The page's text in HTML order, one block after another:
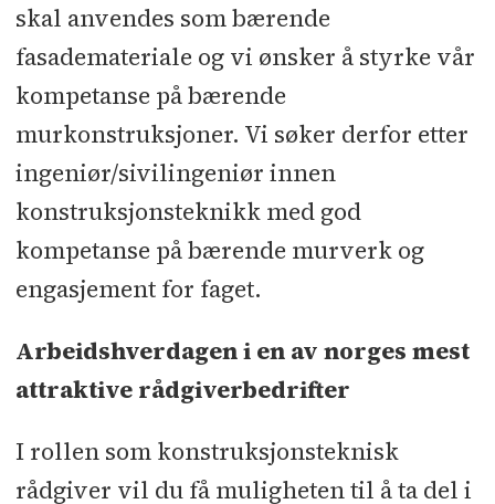
skal anvendes som bærende
fasademateriale og vi ønsker å styrke vår
kompetanse på bærende
murkonstruksjoner. Vi søker derfor etter
ingeniør/sivilingeniør innen
konstruksjonsteknikk med god
kompetanse på bærende murverk og
engasjement for faget.
Arbeidshverdagen i en av norges mest
attraktive rådgiverbedrifter
I rollen som konstruksjonsteknisk
rådgiver vil du få muligheten til å ta del i